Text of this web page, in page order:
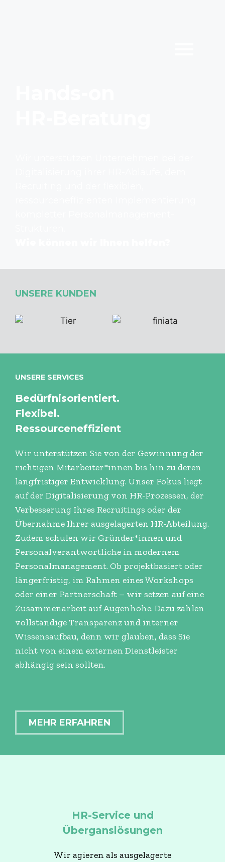
UNSERE KUNDEN
UNSERE SERVICES
Bedürfnisorientiert.
Flexibel.
Ressourceneffizient
Wir unterstützen Sie von der Gewinnung der
richtigen Mitarbeiter*innen bis hin zu deren
langfristiger Entwicklung. Unser Fokus liegt
auf der Digitalisierung von HR-Prozessen, der
Verbesserung Ihres Recruitings oder der
Übernahme Ihrer ausgelagerten HR-Abteilung.
Zudem schulen wir Gründer*innen und
Personalverantwortliche in modernem
Personalmanagement. Ob projektbasiert oder
längerfristig, im Rahmen eines Workshops
oder einer Partnerschaft – wir setzen auf eine
Zusammenarbeit auf Augenhöhe. Dazu zählen
vollständige Transparenz und interner
Wissensaufbau, denn wir glauben, dass Sie
nicht von einem externen Dienstleister
abhängig sein sollten.
MEHR ERFAHREN
HR-Service und
Überganslösungen
Wir agieren als ausgelagerte